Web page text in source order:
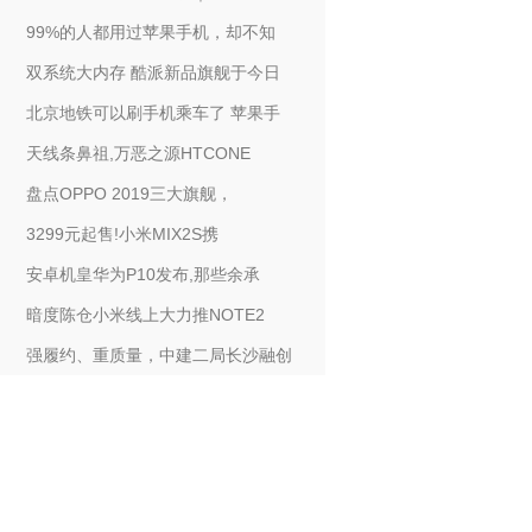
99%的人都用过苹果手机，却不知
双系统大内存 酷派新品旗舰于今日
北京地铁可以刷手机乘车了 苹果手
天线条鼻祖,万恶之源HTCONE
盘点OPPO 2019三大旗舰，
3299元起售!小米MIX2S携
安卓机皇华为P10发布,那些余承
暗度陈仓小米线上大力推NOTE2
强履约、重质量，中建二局长沙融创